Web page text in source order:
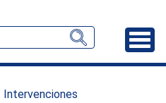
Intervenciones